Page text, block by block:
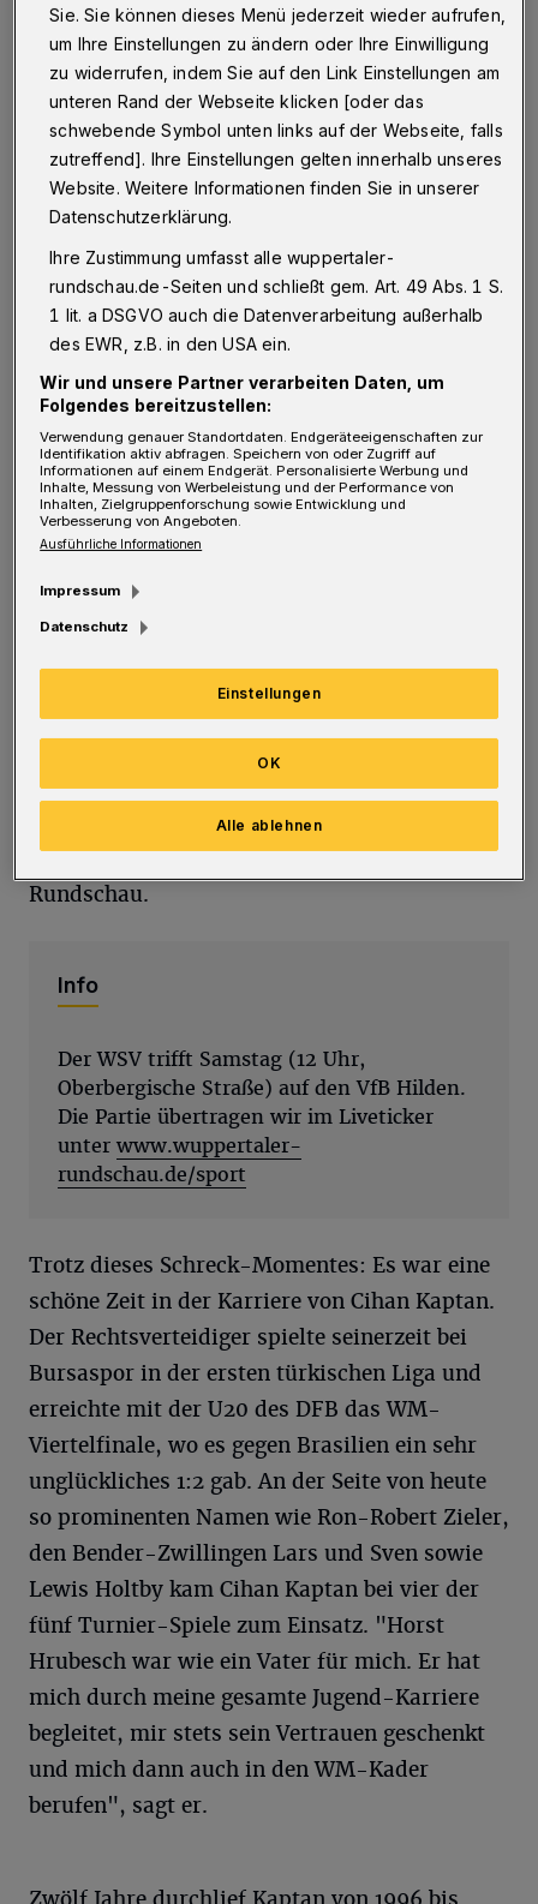
Von Marcus Jensen
E r heißt Stefan Vollmerhausen ...
Not macht bekanntlich erfinderisch. Und
Cihan Kaptan war in Not. Damals. 2009. Bei
der U20-Weltmeisterschaft in Ägypten
gehörte er zum Kader der deutschen Fußball-
Nationalmannschaft. Während des Turniers
machte das Team von Trainer Horst Hrubesch
einen Ausflug zu den Pyramiden. "Dabei habe
den anderen entfernt, und das wollten die
Beduinen ausnutzen. Sie haben mich zwar
nicht ausgeraubt, verlangten aber einen viel
höheren Preis für ihre Führung. Ich konnte sie
dann veräppeln, indem ich ihnen sagte, dass
meine Tasche bei der Gruppe sei. Zum Glück
haben sie mir den Schwindel geglaubt",
erzählt Kaptan im Gespräch mit der
Rundschau.
Info
Der WSV trifft Samstag (12 Uhr,
Oberbergische Straße) auf den VfB Hilden.
Die Partie übertragen wir im Liveticker
unter www.wuppertaler-
rundschau.de/sport
Trotz dieses Schreck-Momentes: Es war eine
schöne Zeit in der Karriere von Cihan Kaptan.
Der Rechtsverteidiger spielte seinerzeit bei
Bursaspor in der ersten türkischen Liga und
erreichte mit der U20 des DFB das WM-
Viertelfinale, wo es gegen Brasilien ein sehr
unglückliches 1:2 gab. An der Seite von heute
so prominenten Namen wie Ron-Robert Zieler,
den Bender-Zwillingen Lars und Sven sowie
Lewis Holtby kam Cihan Kaptan bei vier der
fünf Turnier-Spiele zum Einsatz. "Horst
Hrubesch war wie ein Vater für mich. Er hat
mich durch meine gesamte Jugend-Karriere
begleitet, mir stets sein Vertrauen geschenkt
und mich dann auch in den WM-Kader
berufen", sagt er.
Sie. Sie können dieses Menü jederzeit wieder aufrufen,
um Ihre Einstellungen zu ändern oder Ihre Einwilligung
zu widerrufen, indem Sie auf den Link Einstellungen am
unteren Rand der Webseite klicken [oder das
schwebende Symbol unten links auf der Webseite, falls
zutreffend]. Ihre Einstellungen gelten innerhalb unseres
Website. Weitere Informationen finden Sie in unserer
Datenschutzerklärung.
Ihre Zustimmung umfasst alle wuppertaler-
rundschau.de-Seiten und schließt gem. Art. 49 Abs. 1 S.
1 lit. a DSGVO auch die Datenverarbeitung außerhalb
des EWR, z.B. in den USA ein.
Wir und unsere Partner verarbeiten Daten, um
Folgendes bereitzustellen:
Verwendung genauer Standortdaten. Endgeräteeigenschaften zur
Identifikation aktiv abfragen. Speichern von oder Zugriff auf
Informationen auf einem Endgerät. Personalisierte Werbung und
Inhalte, Messung von Werbeleistung und der Performance von
Inhalten, Zielgruppenforschung sowie Entwicklung und
Verbesserung von Angeboten.
Ausführliche Informationen
Impressum
Datenschutz
Einstellungen
Alle ablehnen
OK